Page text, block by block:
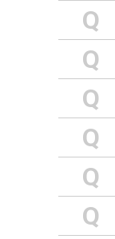
Q
Q
Q
Q
Q
Q